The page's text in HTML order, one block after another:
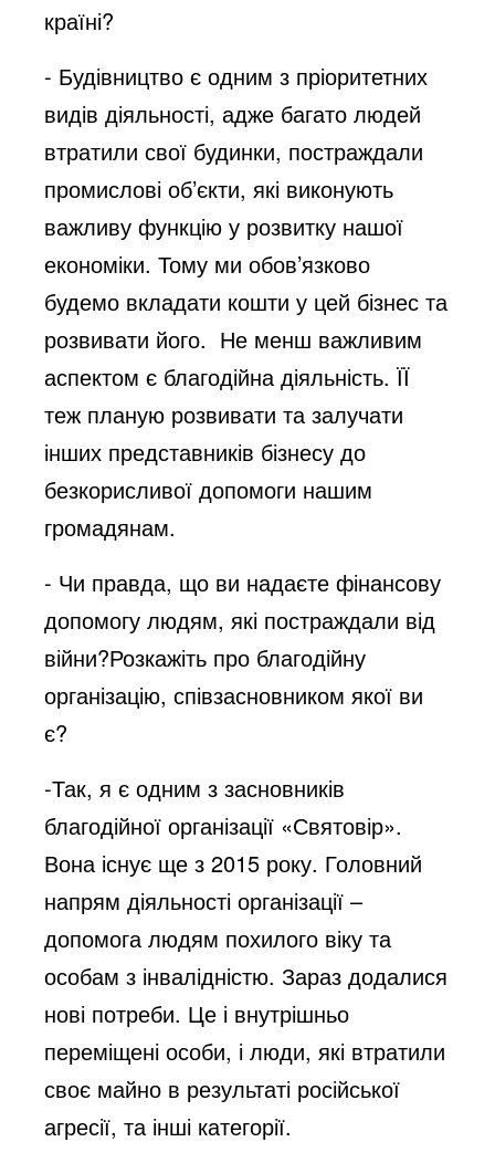
країні?
- Будівництво є одним з пріоритетних
видів діяльності, адже багато людей
втратили свої будинки, постраждали
промислові об’єкти, які виконують
важливу функцію у розвитку нашої
економіки. Тому ми обов’язково
будемо вкладати кошти у цей бізнес та
розвивати його. Не менш важливим
аспектом є благодійна діяльність. ЇЇ
теж планую розвивати та залучати
інших представників бізнесу до
безкорисливої допомоги нашим
громадянам.
- Чи правда, що ви надаєте фінансову
допомогу людям, які постраждали від
війни?Розкажіть про благодійну
організацію, співзасновником якої ви
є?
-Так, я є одним з засновників
благодійної організації «Святовір».
Вона існує ще з 2015 року. Головний
напрям діяльності організації –
допомога людям похилого віку та
особам з інвалідністю. Зараз додалися
нові потреби. Це і внутрішньо
переміщені особи, і люди, які втратили
своє майно в результаті російської
агресії, та інші категорії.